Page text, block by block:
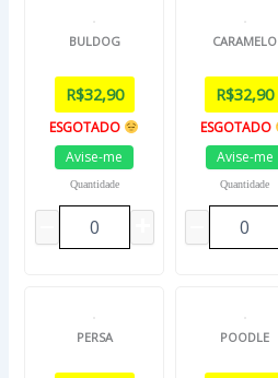
BULDOG
R$32,90
ESGOTADO
Avise-me
Quantidade
CARAMELO
R$32,90
ESGOTADO
Avise-me
Quantidade
PERSA POODLE